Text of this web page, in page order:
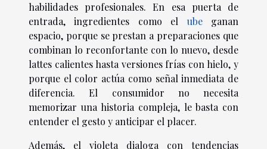
habilidades profesionales. En esa puerta de
entrada, ingredientes como el ubeganan
espacio, porque se prestan a preparaciones que
combinan lo reconfortante con lo nuevo, desde
lattes calientes hasta versiones frías con hielo, y
porque el color actúa como señal inmediata de
diferencia. El consumidor no necesita
memorizar una historia compleja, le basta con
entender el gesto y anticipar el placer.
Además, el violeta dialoga con tendencias